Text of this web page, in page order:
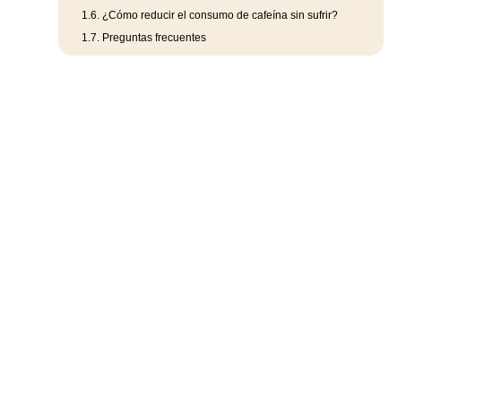
1.6. ¿Cómo reducir el consumo de cafeína sin sufrir?
1.7. Preguntas frecuentes